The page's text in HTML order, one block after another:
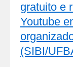
gratuito e
Youtube
(SIBI/